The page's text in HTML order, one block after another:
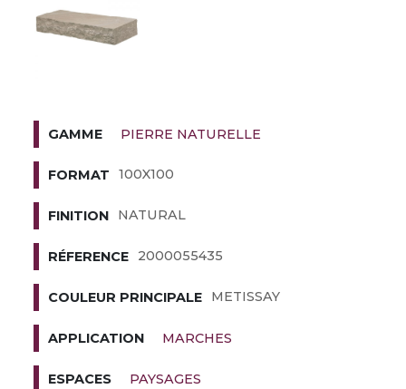
GAMME PIERRE NATURELLE
FORMAT 100X100
FINITION NATURAL
RÉFERENCE 2000055435
COULEUR PRINCIPALE METISSAY
APPLICATION MARCHES
ESPACES PAYSAGES